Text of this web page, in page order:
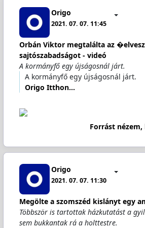
Origo
2021. 07. 07. 11:45
Orbán Viktor megtalálta az
sajtószabadságot - videó
A kormányfő egy újságosnál járt.
A kormányfő egy újságosnál járt.
Origo Itthon…
Forrást
Origo
2021. 07. 07. 11:30
Megölte a szomszéd kislányt egy
Többször is tartottak házkutatást a
sem bukkantak rá a holttestre.